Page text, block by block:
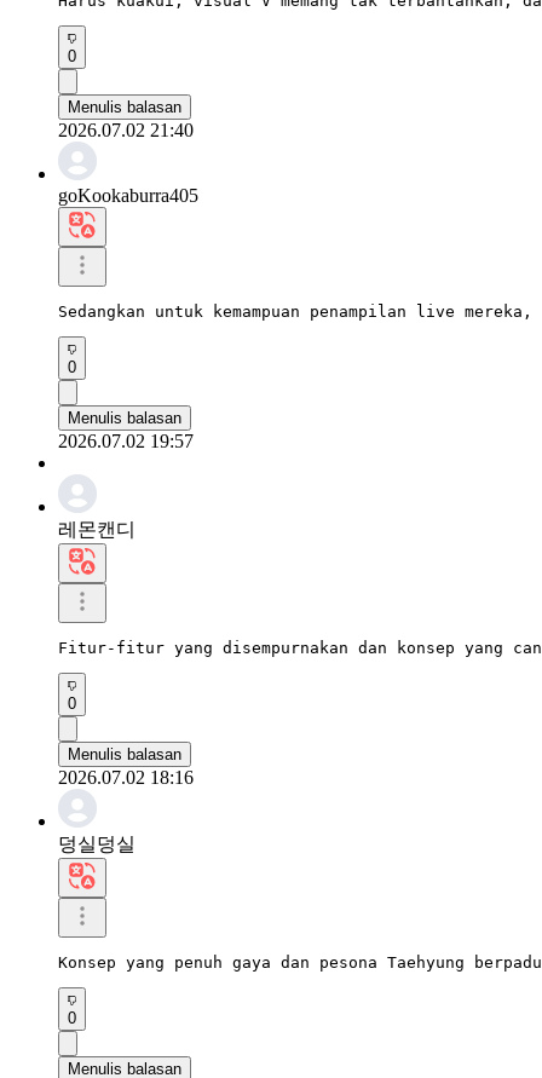
0
Menulis balasan
2026.07.02 21:40
goKookaburra405
Sedangkan untuk kemampuan penampilan live
0
Menulis balasan
2026.07.02 19:57
레몬캔디
Fitur-fitur yang disempurnakan dan konsep yang
0
Menulis balasan
2026.07.02 18:16
덩실덩실
Konsep yang penuh gaya dan pesona Taehyung
0
Menulis balasan